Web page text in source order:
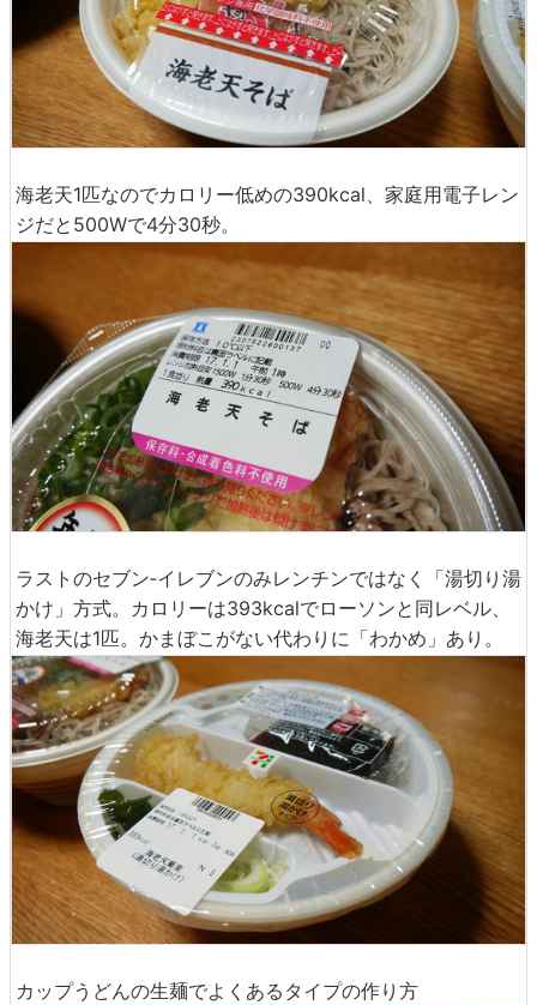
海老天1匹なのでカロリー低めの390kcal、家庭用電子レン
ジだと500Wで4分30秒。
ラストのセブン‐イレブンのみレンチンではなく「湯切り湯
かけ」方式。カロリーは393kcalでローソンと同レベル、
海老天は1匹。かまぼこがない代わりに「わかめ」あり。
カップうどんの生麺でよくあるタイプの作り方